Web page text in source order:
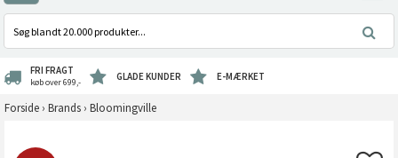
FRI FRAGT
køb over 699,- GLADE KUNDER E-MÆRKET
Forside › Brands › Bloomingville